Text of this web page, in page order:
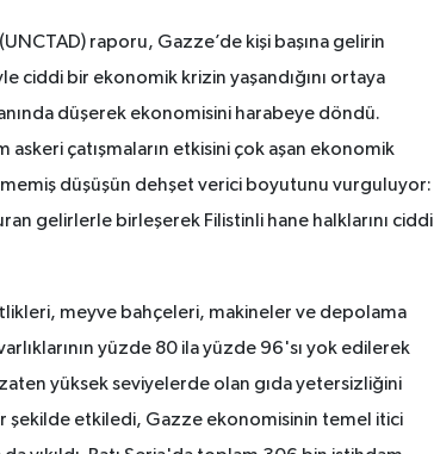
raporu, Gazze’de kişi başına gelirin
ciddi bir ekonomik krizin yaşandığını ortaya
düşerek ekonomisini harabeye döndü.
çatışmaların etkisini çok aşan ekonomik
düşüşün dehşet verici boyutunu vurguluyor:
gelirlerle birleşerek Filistinli hane halklarını ciddi
meyve bahçeleri, makineler ve depolama
yüzde 80 ila yüzde 96'sı yok edilerek
yüksek seviyelerde olan gıda yetersizliğini
şekilde etkiledi, Gazze ekonomisinin temel itici